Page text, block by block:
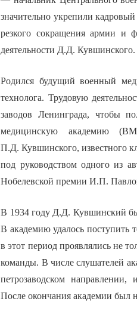
значительно укрепили
резкого сокращения армии и
деятельности Д.Д. Кувшинского.
Родился будущий военный
технолога. Трудовую
заводов Ленинграда, чтобы
медицинскую академию
П.Д. Кувшинского, известного
под руководством одного из
Нобелевской премии И.П.
В 1934 году Д.Д. Кувшинский
В академию удалось поступить
в этот период проявлялись не
команды. В числе слушателей
петрозаводском направлении,
После окончания академии был